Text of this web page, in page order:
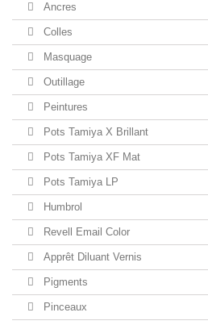
Ancres
Colles
Masquage
Outillage
Peintures
Pots Tamiya X Brillant
Pots Tamiya XF Mat
Pots Tamiya LP
Humbrol
Revell Email Color
Apprêt Diluant Vernis
Pigments
Pinceaux